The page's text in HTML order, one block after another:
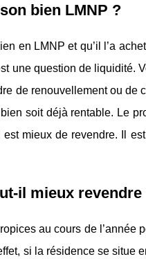
bien LMNP ?
en LMNP et qu’il l’a
une question de liquidité.
de renouvellement ou de
soit déjà rentable. Le
est mieux de revendre. Il
il mieux revendre
au cours de
si la résidence se situe